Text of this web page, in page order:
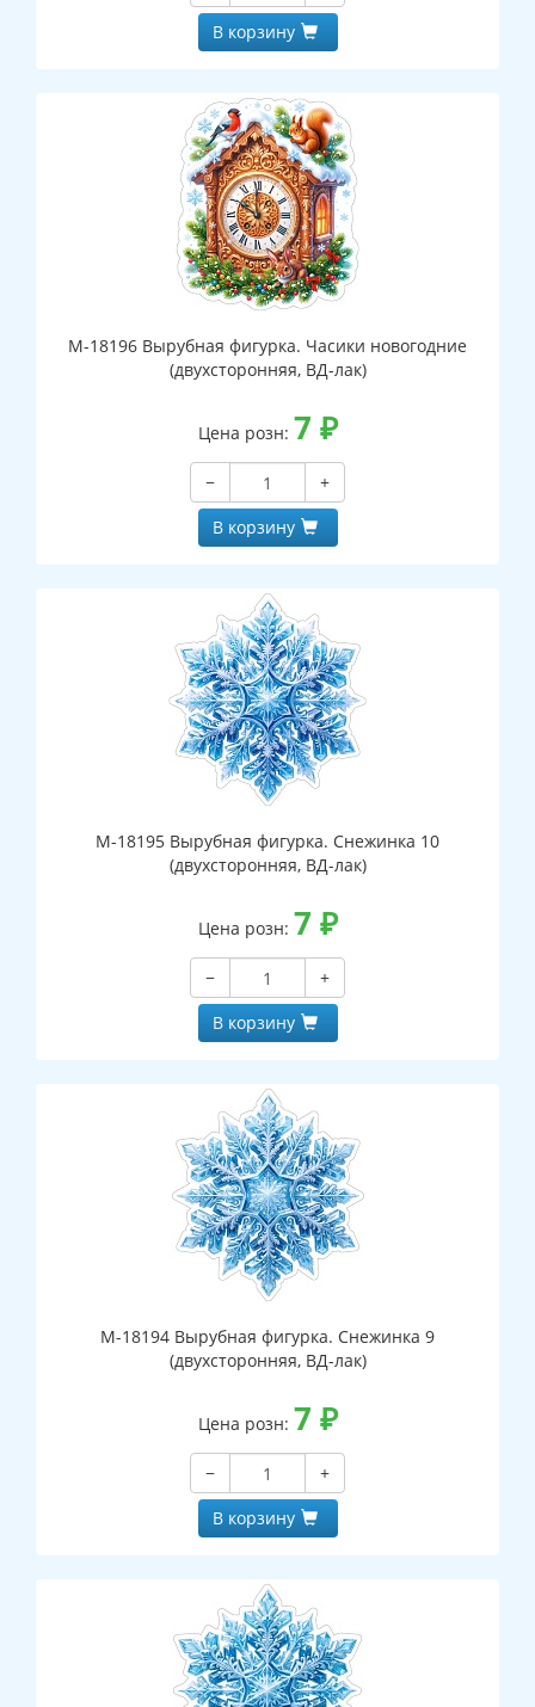
В корзину
М-18196 Вырубная фигурка. Часики новогодние
(двухсторонняя, ВД-лак)
Цена розн: 7 ₽
−
+
В корзину
М-18195 Вырубная фигурка. Снежинка 10
(двухсторонняя, ВД-лак)
Цена розн: 7 ₽
−
+
В корзину
М-18194 Вырубная фигурка. Снежинка 9
(двухсторонняя, ВД-лак)
Цена розн: 7 ₽
−
+
В корзину